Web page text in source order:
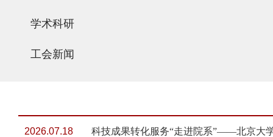
学术科研
工会新闻
2026.07.18 科技成果转化服务“走进院系”——北京大